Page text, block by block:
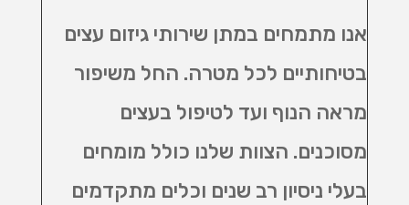
אנו מתמחים במתן שירותי גיזום עצים
בטיחותיים לכל מטרה. החל משיפור
מראה הנוף ועד לטיפול בעצים
מסוכנים. הצוות שלנו כולל מומחים
בעלי ניסיון רב שנים וכלים מתקדמים